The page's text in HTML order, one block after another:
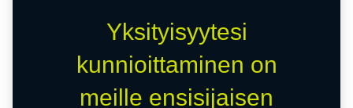
Yksityisyytesi
kunnioittaminen on
meille ensisijaisen